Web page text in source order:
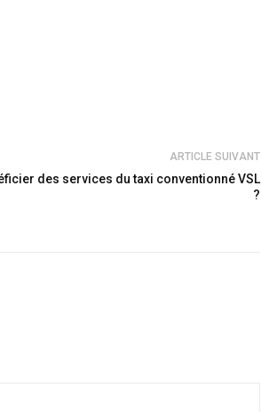
ARTICLE SUIVANT
des services du taxi conventionné VSL
?